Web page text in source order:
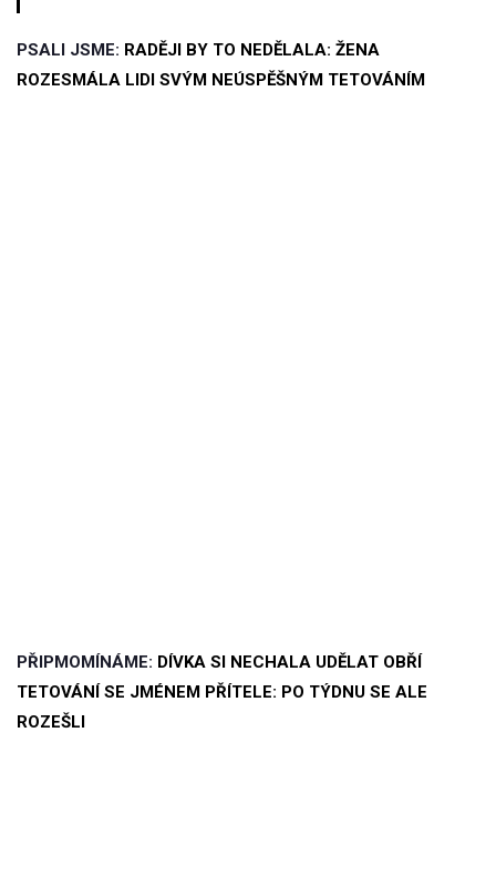
PSALI JSME: RADĚJI BY TO NEDĚLALA: ŽENA
ROZESMÁLA LIDI SVÝM NEÚSPĚŠNÝM TETOVÁNÍM
PŘIPMOMÍNÁME: DÍVKA SI NECHALA UDĚLAT OBŘÍ
TETOVÁNÍ SE JMÉNEM PŘÍTELE: PO TÝDNU SE ALE
ROZEŠLI